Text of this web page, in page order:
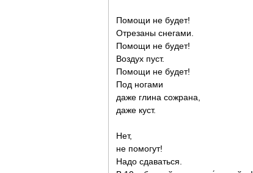
Помощи не будет!
Отрезаны снегами.
Помощи не будет!
Воздух пуст.
Помощи не будет!
Под ногами
даже глина сожрана,
даже куст.
Нет,
не помогут!
Надо сдаваться.